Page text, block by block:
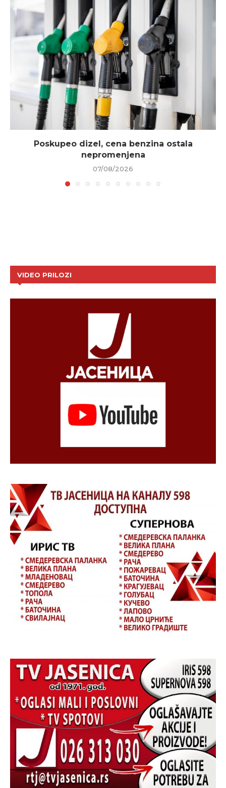
Poskupeo dizel, cena benzina ostala
nepromenjena
07/08/2026
VIDEO PRILOZI